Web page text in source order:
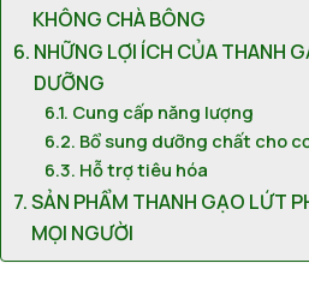
KHÔNG CHÀ BÔNG
NHỮNG LỢI ÍCH CỦA THANH
DƯỠNG
Cung cấp năng lượng
Bổ sung dưỡng chất cho
Hỗ trợ tiêu hóa
SẢN PHẨM THANH GẠO LỨT
MỌI NGƯỜI